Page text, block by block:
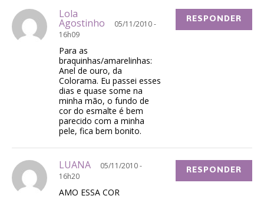
Lola
Agostinho
05/11/2010 -
16h09
Para as
braquinhas/amarelinhas:
Anel de ouro, da
Colorama. Eu passei esses
dias e quase some na
minha mão, o fundo de
cor do esmalte é bem
parecido com a minha
pele, fica bem bonito.
RESPONDER
LUANA
05/11/2010 -
16h20
AMO ESSA COR
RESPONDER